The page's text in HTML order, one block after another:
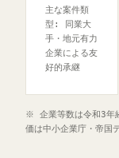
主な案件類
型: 同業大
手・地元有力
企業による友
好的承継
※ 企業等数は令和3年
価は中小企業庁・帝国